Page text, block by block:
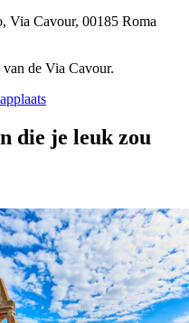
Via Cavour, 00185 Roma
de Via Cavour.
die je leuk zou